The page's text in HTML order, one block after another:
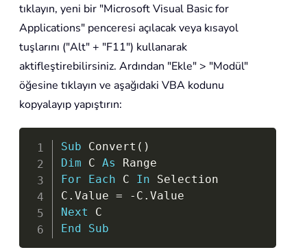
tıklayın, yeni bir "Microsoft Visual Basic for
Applications" penceresi açılacak veya kısayol
tuşlarını ("Alt" + "F11") kullanarak
aktifleştirebilirsiniz. Ardından "Ekle" > "Modül"
öğesine tıklayın ve aşağıdaki VBA kodunu
kopyalayıp yapıştırın:
Sub Convert ( )
Dim C As
For
Each C In Selection
C . Value = - C .
Next
End
Sub